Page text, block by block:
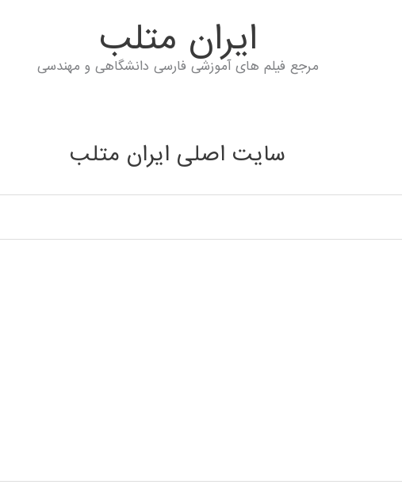
ايران متلب
مرجع فیلم های آموزشی فارسی دانشگاهی و مهندسی
سایت اصلی ایران متلب